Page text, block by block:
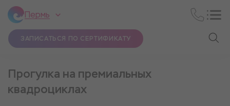
Пермь
ЗАПИСАТЬСЯ ПО СЕРТИФИКАТУ
Прогулка на премиальных
квадроциклах